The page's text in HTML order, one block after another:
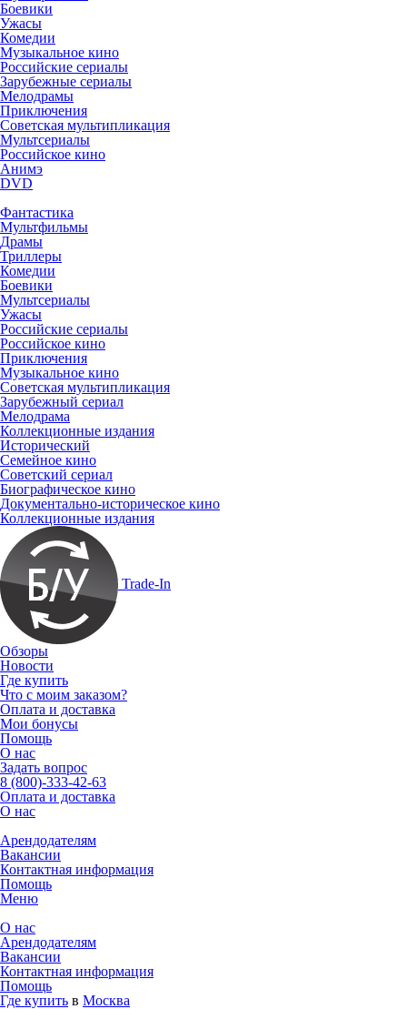
Боевики
Ужасы
Комедии
Музыкальное кино
Российские сериалы
Зарубежные сериалы
Мелодрамы
Приключения
Советская мультипликация
Мультсериалы
Российское кино
Анимэ
DVD
Фантастика
Мультфильмы
Драмы
Триллеры
Комедии
Боевики
Мультсериалы
Ужасы
Российские сериалы
Российское кино
Приключения
Музыкальное кино
Советская мультипликация
Зарубежный сериал
Мелодрама
Коллекционные издания
Исторический
Семейное кино
Советский сериал
Биографическое кино
Документально-историческое кино
Коллекционные издания
Trade-In
Обзоры
Новости
Где купить
Что с моим заказом?
Оплата и доставка
Мои бонусы
Помощь
О нас
Задать вопрос
8 (800)-333-42-63
Оплата и доставка
О нас
Арендодателям
Вакансии
Контактная информация
Помощь
Меню
О нас
Арендодателям
Вакансии
Контактная информация
Помощь
Где купить в Москва